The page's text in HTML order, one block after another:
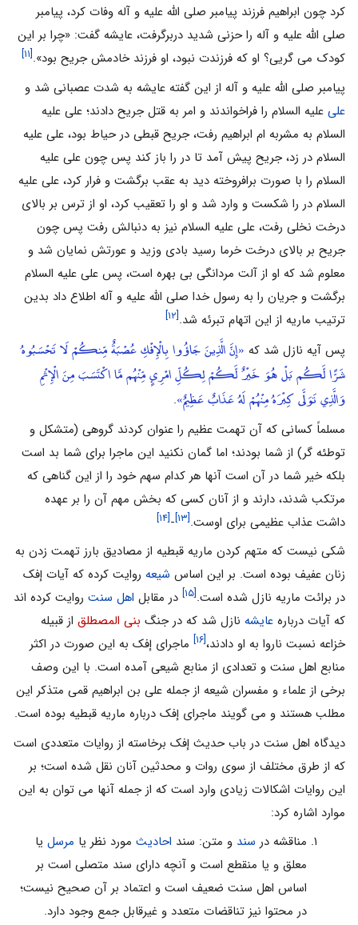
کرد چون ابراهیم فرزند پیامبر صلی الله علیه و آله وفات کرد، پیامبر
صلی الله علیه و آله را حزنی شدید دربرگرفت، عایشه گفت: «چرا بر این
کودک می گریی؟ او که فرزندت نبود، او فرزند خادمش جریح بود».[۱۱]
پیامبر صلی الله علیه و آله از این گفته عایشه به شدت عصبانی شد و
علی علیه السلام را فراخواندند و امر به قتل جریح دادند؛ علی علیه
السلام به مشربه ام ابراهیم رفت، جریح قبطی در حیاط بود، علی علیه
السلام در زد، جریح پیش آمد تا در را باز کند پس چون علی علیه
السلام را با صورت برافروخته دید به عقب برگشت و فرار کرد، علی علیه
السلام در را شکست و وارد شد و او را تعقیب کرد، او از ترس بر بالای
درخت نخلی رفت، علی علیه السلام نیز به دنبالش رفت پس چون
جریح بر بالای درخت خرما رسید بادی وزید و عورتش نمایان شد و
معلوم شد که او از آلت مردانگی بی بهره است، پس علی علیه السلام
برگشت و جریان را به رسول خدا صلی الله علیه و آله اطلاع داد بدین
ترتیب ماریه از این اتهام تبرئه شد.[۱۲]
پس آیه نازل شد که «إِنَّ الَّذِينَ جَاؤُوا بِالْإِفْكِ عُصْبَةٌ مِّنكُمْ لَا تَحْسَبُوهُ
شَرًّا لَّكُم بَلْ هُوَ خَيْرٌ لَّكُمْ لِكُلِّ امْرِئٍ مِّنْهُم مَّا اكْتَسَبَ مِنَ الْإِثْمِ
وَالَّذِي تَوَلَّى كِبْرَهُ مِنْهُمْ لَهُ عَذَابٌ عَظِيمٌ».
مسلماً کسانی که آن تهمت عظیم را عنوان کردند گروهی (متشکل و
توطئه گر) از شما بودند؛ اما گمان نکنید این ماجرا برای شما بد است
بلکه خیر شما در آن است آنها هر کدام سهم خود را از این گناهی که
مرتکب شدند، دارند و از آنان کسی که بخش مهم آن را بر عهده
داشت عذاب عظیمی برای اوست.[۱۳] -[۱۴]
شکی نیست که متهم کردن ماریه قبطیه از مصادیق بارز تهمت زدن به
زنان عفیف بوده است. بر این اساس شیعه روایت کرده که آیات إفک
در برائت ماریه نازل شده است.[۱۵] در مقابل اهل سنت روایت کرده اند
که آیات درباره عایشه نازل شد که در جنگ بنی المصطلق از قبیله
خزاعه نسبت ناروا به او دادند،[۱۶]
ماجرای إفک به این صورت در اکثر
منابع اهل سنت و تعدادی از منابع شیعی آمده است. با این وصف
برخی از علماء و مفسران شیعه از جمله علی بن ابراهیم قمی متذکر این
مطلب هستند و می گویند ماجرای إفک درباره ماریه قبطیه بوده است.
دیدگاه اهل سنت در باب حدیث إفک برخاسته از روایات متعددی است
که از طرق مختلف از سوی روات و محدثین آنان نقل شده است؛ بر
این روایات اشکالات زیادی وارد است که از جمله آنها می توان به این
موارد اشاره کرد:
مناقشه در سند و متن: سند احادیثمورد نظر یا مرسلیا
معلق و یا منقطع است و آنچه دارای سند متصلی است بر
اساس اهل سنت ضعیف است و اعتماد بر آن صحیح نیست؛
در محتوا نیز تناقضات متعدد و غیرقابل جمع وجود دارد.